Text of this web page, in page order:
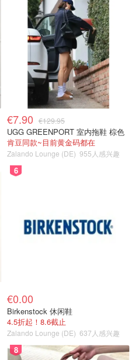
€7.90 €129.95
UGG GREENPORT 室内拖鞋 棕色
肯豆同款~目前黄金码都在
Zalando Lounge (DE) 955人感兴趣
6
€0.00
Birkenstock 休闲鞋
4.5折起！8.6截止
Zalando Lounge (DE) 637人感兴趣
8